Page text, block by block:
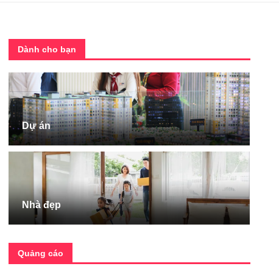
Dành cho bạn
Dự án
Nhà đẹp
Quảng cáo